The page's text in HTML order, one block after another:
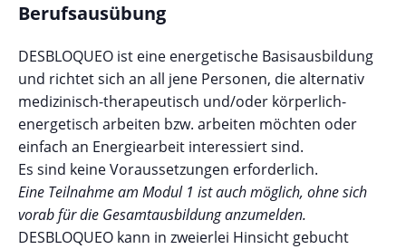
Berufsausübung
DESBLOQUEO ist eine energetische Basisausbildung
und richtet sich an all jene Personen, die alternativ
medizinisch-therapeutisch und/oder körperlich-
energetisch arbeiten bzw. arbeiten möchten oder
einfach an Energiearbeit interessiert sind.
Es sind keine Voraussetzungen erforderlich.
Eine Teilnahme am Modul 1 ist auch möglich, ohne sich
vorab für die Gesamtausbildung anzumelden.
DESBLOQUEO kann in zweierlei Hinsicht gebucht